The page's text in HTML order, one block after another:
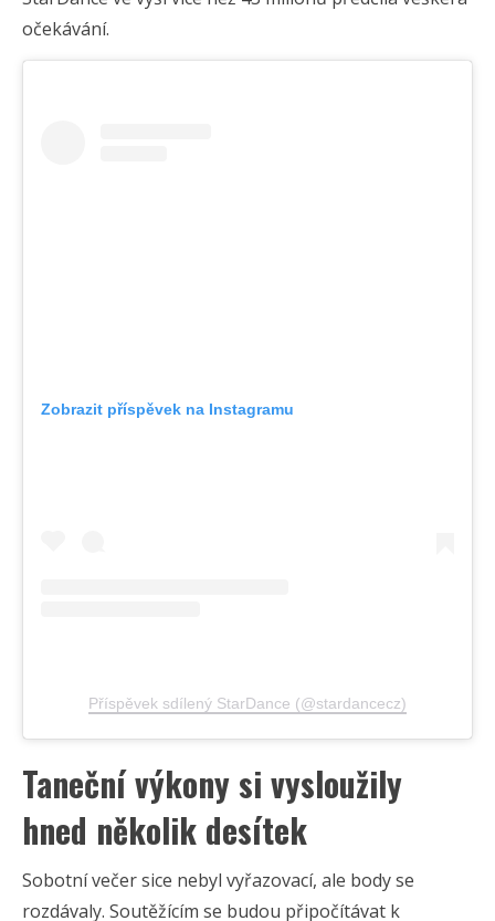
očekávání.
Zobrazit příspěvek na Instagramu
Příspěvek sdílený StarDance (@stardancecz)
Taneční výkony si vysloužily
hned několik desítek
Sobotní večer sice nebyl vyřazovací, ale body se
rozdávaly. Soutěžícím se budou připočítávat k